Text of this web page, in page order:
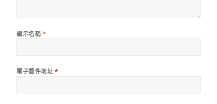
顯示名稱 *
電子郵件地址 *